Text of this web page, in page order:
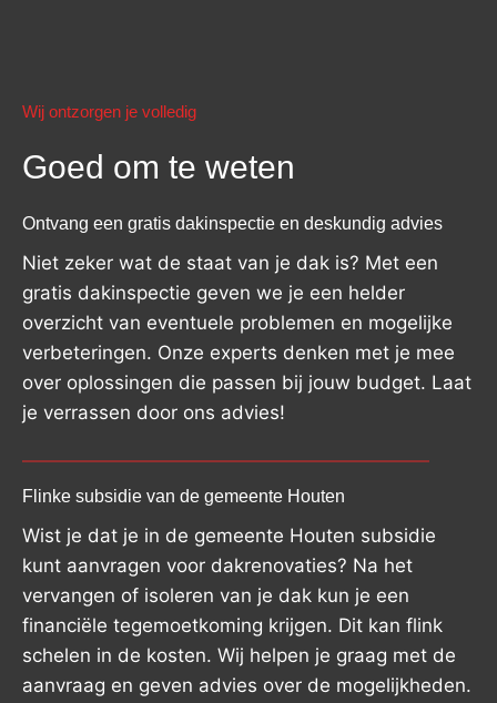
Wij ontzorgen je volledig
Goed om te weten
Ontvang een gratis dakinspectie en deskundig advies
Niet zeker wat de staat van je dak is? Met een
gratis dakinspectie geven we je een helder
overzicht van eventuele problemen en mogelijke
verbeteringen. Onze experts denken met je mee
over oplossingen die passen bij jouw budget. Laat
je verrassen door ons advies!
Flinke subsidie van de gemeente Houten
Wist je dat je in de gemeente Houten subsidie
kunt aanvragen voor dakrenovaties? Na het
vervangen of isoleren van je dak kun je een
financiële tegemoetkoming krijgen. Dit kan flink
schelen in de kosten. Wij helpen je graag met de
aanvraag en geven advies over de mogelijkheden.